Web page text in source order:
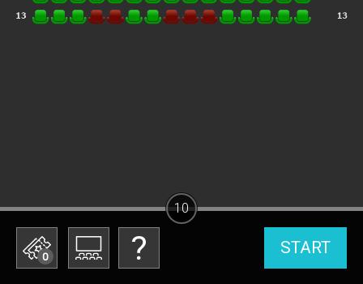
0 START
10